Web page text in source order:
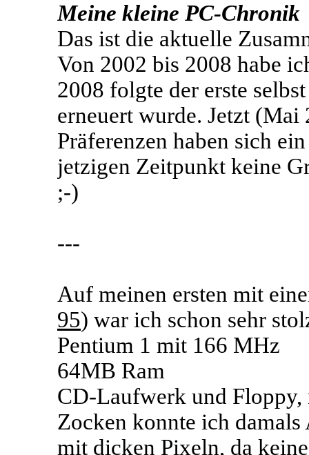
Meine kleine PC-Chronik
Das ist die aktuelle
Von 2002 bis 2008 habe
2008 folgte der erste
erneuert wurde. Jetzt
Präferenzen haben sich
jetzigen Zeitpunkt keine
;-)
---
Auf meinen ersten mit
95) war ich schon sehr
Pentium 1 mit 166 MHz
64MB Ram
CD-Laufwerk und
Zocken konnte ich
mit dicken Pixeln, da